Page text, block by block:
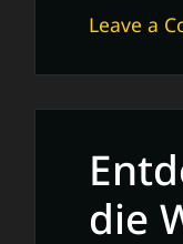
Leave a
die